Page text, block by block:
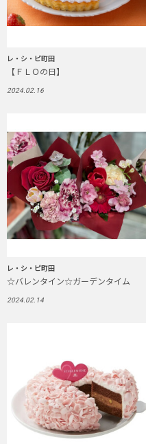
レ・シ・ピ町田
【ＦＬＯの日】
2024.02.16
レ・シ・ピ町田
☆バレンタイン☆ガーデンタイム
2024.02.14